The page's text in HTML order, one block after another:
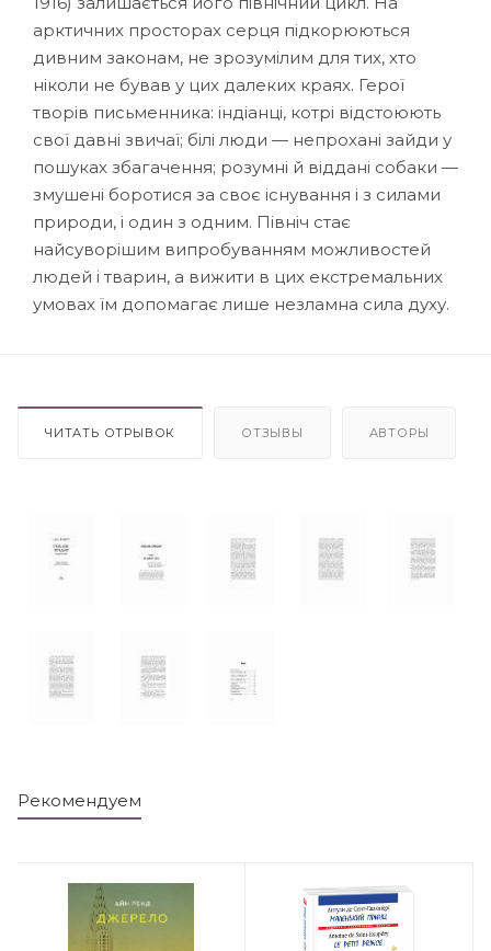
арктичних просторах серця підкорюються
дивним законам, не зрозумілим для тих, хто
ніколи не бував у цих далеких краях. Герої
творів письменника: індіанці, котрі відстоюють
свої давні звичаї; білі люди — непрохані зайди у
пошуках збагачення; розумні й віддані собаки —
змушені боротися за своє існування і з силами
природи, і один з одним. Північ стає
найсуворішим випробуванням можливостей
людей і тварин, а вижити в цих екстремальних
умовах їм допомагає лише незламна сила духу.
ЧИТАТЬ ОТРЫВОК ОТЗЫВЫ АВТОРЫ
Рекомендуем